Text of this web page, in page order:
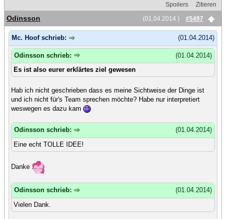
Spoilers
Zitieren
(01.04.2014 )
#5497
Odinsson
(01.04.2014)
Mc. Hoof schrieb:
(01.04.2014)
Odinsson schrieb:
Es ist also eurer erklärtes ziel gewesen
Hab ich nicht geschrieben dass es meine Sichtweise der Dinge ist
und ich nicht für's Team sprechen möchte? Habe nur interpretiert
weswegen es dazu kam
(01.04.2014)
Odinsson schrieb:
Eine echt TOLLE IDEE!
Danke
(01.04.2014)
Odinsson schrieb:
Vielen Dank.